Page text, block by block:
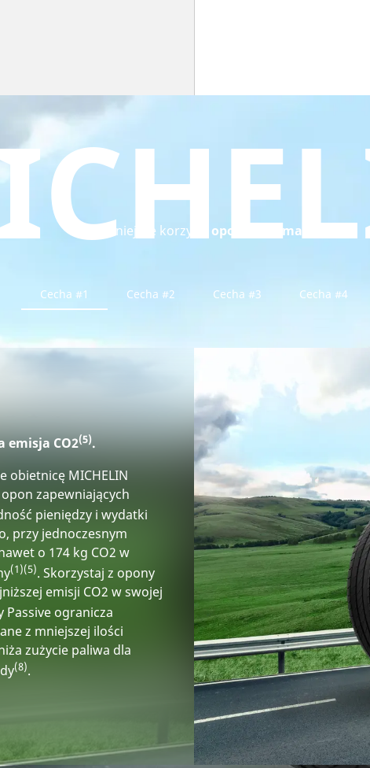
Najważniejsze korzyści opony e.Primacy
Cecha #1 Cecha #2 Cecha #3 Cecha #4
emisja CO2(5).
obietnicę MICHELIN
zapewniających
pieniędzy i wydatki
przy jednoczesnym
o 174 kg CO2 w
(1)(5). Skorzystaj z opony
emisji CO2 w swojej
Passive ogranicza
z mniejszej ilości
zużycie paliwa dla
(8).